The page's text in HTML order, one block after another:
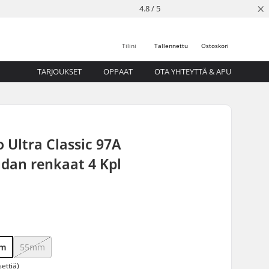
4.8 / 5 ×
Ostoskori
Tallennettu
Tilini
TARJOUKSET OPPAAT OTA YHTEYTTÄ & APU
Ultra Classic 97A
renkaat 4 Kpl
55mm